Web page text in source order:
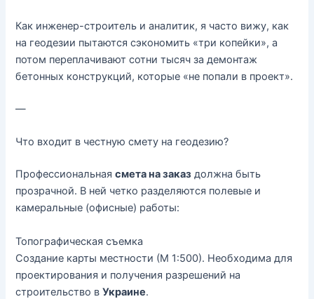
Как инженер-строитель и аналитик, я часто вижу, как
на геодезии пытаются сэкономить «три копейки», а
потом переплачивают сотни тысяч за демонтаж
бетонных конструкций, которые «не попали в проект».
—
Что входит в честную смету на геодезию?
Профессиональнаясмета на заказ должна быть
прозрачной. В ней четко разделяются полевые и
камеральные (офисные) работы:
Топографическая съемка
Создание карты местности (М 1:500). Необходима для
проектирования и получения разрешений на
строительство вУкраине.